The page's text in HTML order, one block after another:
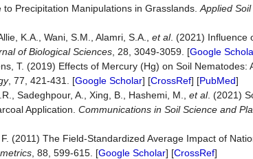
Precipitation Manipulations in Grasslands. Applied
K.A., Wani, S.M., Alamri, S.A., et al. (2021) Influence
of Biological Sciences , 28, 3049-3059. [Google
T. (2019) Effects of Mercury (Hg) on Soil Nematodes:
, 77, 421-431. [Google Scholar] [CrossRef] [PubMed]
Sadeghpour, A., Xing, B., Hashemi, M., et al. (2021)
Application. Communications in Soil Science and
(2011) The Field-Standardized Average Impact of
, 88, 599-615. [Google Scholar] [CrossRef]